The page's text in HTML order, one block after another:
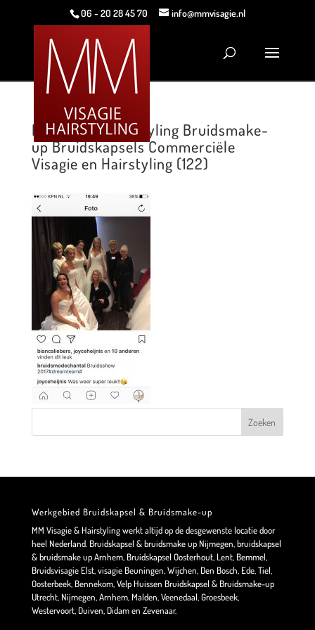
06 - 20 28 45 70 info@mmvisagie.nl
MM Visagie Hairstyling Bruidsmake-
up Bruidskapsels Commerciële
Visagie en Hairstyling (122)
Werkgebied Bruidskapsel & Bruidsmake-up
MM Visagie & Hairstyling werkt altijd op de desgewenste locatie door
heel Nederland. Bruidskapsel & bruidsmake up Nijmegen, bruidskapsel
& bruidsmake up Arnhem, Bruidskapsel Oosterhout, Lent, Bemmel,
Bruidsvisagie Elst, visagie Beuningen, Wijchen, Den Bosch, Ede, Tiel,
Oosterbeek, Bennekom, Velp Huissen Bruidskapsel & Bruidsmake-up
Utrecht, Nijmegen, Arnhem, Malden, Veenedaal, Groesbeek,
Westervoort, Duiven, Didam en Zevenaar.